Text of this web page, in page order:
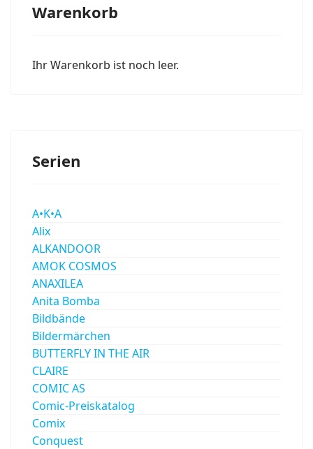
Warenkorb
Ihr Warenkorb ist noch leer.
Serien
A•K•A
Alix
ALKANDOOR
AMOK COSMOS
ANAXILEA
Anita Bomba
Bildbände
Bildermärchen
BUTTERFLY IN THE AIR
CLAIRE
COMIC AS
Comic-Preiskatalog
Comix
Conquest